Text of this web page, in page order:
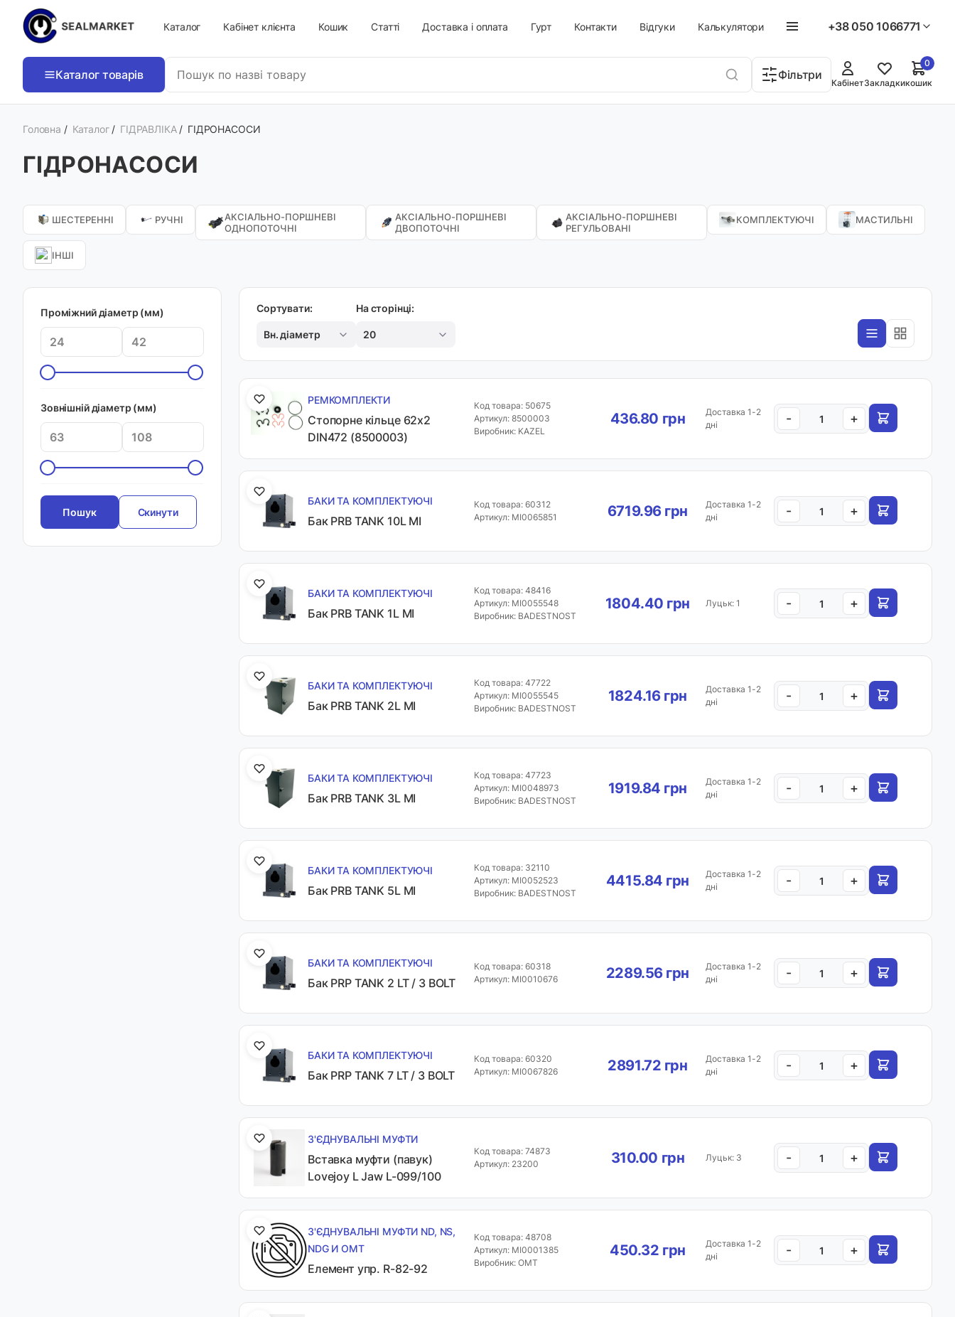
Каталог Кабінет клієнта Кошик Статті Доставка і оплата Гурт Контакти Відгуки Калькулятори +38 050 1066771
Каталог товарів Фільтри
КабінетЗакладкикошик
0
Головна / Каталог / ГІДРАВЛІКА / ГІДРОНАСОСИ
ГІДРОНАСОСИ
ШЕСТЕРЕННІ РУЧНІ
АКСІАЛЬНО-ПОРШНЕВІ
ОДНОПОТОЧНІ
АКСІАЛЬНО-ПОРШНЕВІ
ДВОПОТОЧНІ
АКСІАЛЬНО-ПОРШНЕВІ
РЕГУЛЬОВАНІ
КОМПЛЕКТУЮЧІ МАСТИЛЬНІ
ІНШІ
Проміжний діаметр (мм)
Зовнішній діаметр (мм)
Скинути
Сортувати:
Вн. діаметр
На сторінці:
20
РЕМКОМПЛЕКТИ
Cтопорне кільце 62x2
DIN472 (8500003)
Код товара: 50675
Артикул: 8500003
Виробник: KAZEL
436.80 грн
Доставка 1-2
дні
- +
БАКИ ТА КОМПЛЕКТУЮЧІ
Бак PRB TANK 10L MI
Код товара: 60312
Артикул: MI0065851
6719.96 грн
Доставка 1-2
дні
- +
БАКИ ТА КОМПЛЕКТУЮЧІ
Бак PRB TANK 1L MI
Код товара: 48416
Артикул: MI0055548
Виробник: BADESTNOST
1804.40 грн Луцьк: 1 - +
БАКИ ТА КОМПЛЕКТУЮЧІ
Бак PRB TANK 2L MI
Код товара: 47722
Артикул: MI0055545
Виробник: BADESTNOST
1824.16 грн
Доставка 1-2
дні
- +
БАКИ ТА КОМПЛЕКТУЮЧІ
Бак PRB TANK 3L MI
Код товара: 47723
Артикул: MI0048973
Виробник: BADESTNOST
1919.84 грн
Доставка 1-2
дні
- +
БАКИ ТА КОМПЛЕКТУЮЧІ
Бак PRB TANK 5L MI
Код товара: 32110
Артикул: MI0052523
Виробник: BADESTNOST
4415.84 грн
Доставка 1-2
дні
- +
БАКИ ТА КОМПЛЕКТУЮЧІ
Бак PRP TANK 2 LT / 3 BOLT
Код товара: 60318
Артикул: MI0010676
2289.56 грн
Доставка 1-2
дні
- +
БАКИ ТА КОМПЛЕКТУЮЧІ
Бак PRP TANK 7 LT / 3 BOLT
Код товара: 60320
Артикул: MI0067826
2891.72 грн
Доставка 1-2
дні
- +
З'ЄДНУВАЛЬНІ МУФТИ
Вставка муфти (павук)
Lovejoy L Jaw L-099/100
Код товара: 74873
Артикул: 23200
310.00 грн Луцьк: 3 - +
З'ЄДНУВАЛЬНІ МУФТИ ND, NS,
NDG И OMT
Елемент упр. R-82-92
Код товара: 48708
Артикул: MI0001385
Виробник: OMT
450.32 грн
Доставка 1-2
дні
- +